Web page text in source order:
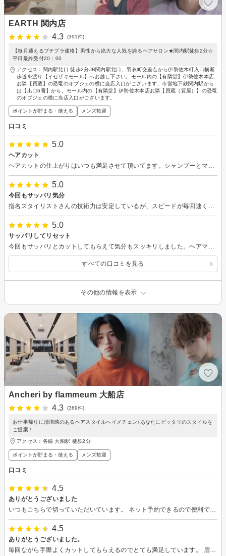
EARTH 関内店
4.3
(391件)
【毎月通えるプチプラ価格】男性から絶大な人気を誇るヘアサロン★関内駅徒歩2分☆
平日最終受付20：00
アクセス：関内駅北口 徒歩2分JR関内駅北口、羽衣町交差点から伊勢佐木町入口横断
歩道を渡り【イセザキモール】へお越し下さい。モール内の【有隣堂】伊勢佐木本店
お隣【買蔵】の恐竜のオブジェの横に当店入口がございます、市営地下鉄関内駅から
は【出口6番】から。モール内の【有隣堂】伊勢佐木本店お隣【買蔵（質屋）】の恐竜
のオブジェの横に当店入口がございます。
ポイントが貯まる・使える メンズ歓迎
口コミ
5.0
ヘアカット
ヘアカットの仕上がりはいつも満足させて頂いてます。シャンプーとマッサージも非常に丁寧でした。またリピートしたいです！
5.0
今回もサッパリ気分
指名スタイリストさんの技術力は安定しているが、スピードが毎回速くなっている感じがする。今回もサッパリした髪型に整えてもらい感謝です。洗髪をしてくれたスタイリストさんの指使いがとても心地よく、丁寧に洗髪してもらえました。マッサージも上手で気持ち良かった上に接客も丁寧で良かったです。また次回宜しくお願いします！
5.0
サッパリしてリセット
今回もサッパリとカットしてもらえて気分もスッキリしました。ヘアマッサージもしてもらえて大変満足してます。スタイリストさんが挑戦している話なども聴けて気が引き締まりました。陰ながら応援しております。
すべての口コミを見る
その他の情報を表示
Ancheri by flammeum 大船店
4.3
(369件)
お仕事帰りに清潔感のあるヘアスタイルへイメチェン♪あなたにピッタリのスタイルを
ご提案！
アクセス：各線 大船駅 徒歩2分
ポイントが貯まる・使える メンズ歓迎
口コミ
4.5
ありがとうございました
いつもこちらで切っていただいています。 ネット予約できるので便利です。 ありがとうございました。
4.5
ありがとうございました。
毎回ながら手際よくカットしてもらえるのでとても満足しています。 眉カットもセットに入っているのも良いですね。